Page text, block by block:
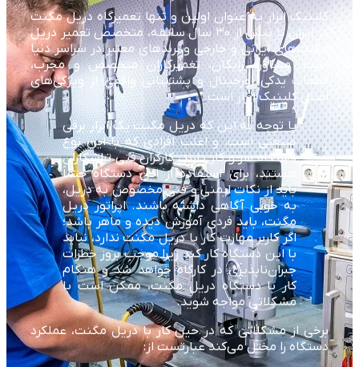
کلینیک ابزار به عنوان اولین و تنها تعمیرگاه دریل مگنت
در ایران با بیش از ۳۰ سال سابقه، متخصص تعمیر دریل
مگنت‌های ایرانی و خارجی و برندهای معتبر در سراسر دنیا
است. مشاوره رایگان، تعمیرکاران متخصص و مجرب،
قطعات یدکی اورجینال و پشتیبانی واقعی از ویژگی‌های
اصلی کلینیک ابزار است.
با توجه به این که دریل مگنت یک ابزار برقی
صنعتی است، و اغلب افرادی که با این نوع
دستگاه سر و کار دارند، کارگران فنی تراشکاران
هستند، برای استفاده از این دستگاه حتماً
باید از نکات ایمنی و فنی مخصوص به دریل،
به خوبی آگاهی داشته باشند. اپراتور دریل
مگنت، باید فردی آموزش دیده و ماهر باشد؛
اگر کاربر مهارت کار با دریل مگنت ندارد، نباید
با این دستگاه کار کند زیرا موجب بروز خطرات
جبران‌ناپذیری در کارگاه خواهد شد و هنگام
کار با دستگاه دریل مگنت، ممکن است با
مشکلاتی مواجه شوید.
برخی از مشکلاتی که در حین کار با دریل مگنت، عملکرد
دستگاه را مختل می‌کند عبارتست از: